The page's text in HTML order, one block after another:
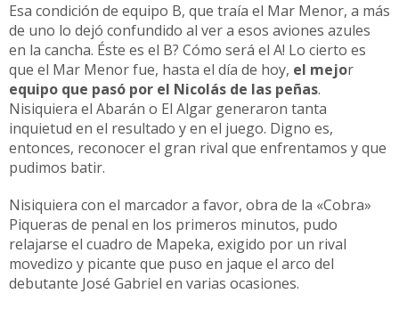
Esa condición de equipo B, que traía el Mar Menor, a más
de uno lo dejó confundido al ver a esos aviones azules
en la cancha. Éste es el B? Cómo será el A! Lo cierto es
que el Mar Menor fue, hasta el día de hoy, el mejor
equipo que pasó por el Nicolás de las peñas.
Nisiquiera el Abarán o El Algar generaron tanta
inquietud en el resultado y en el juego. Digno es,
entonces, reconocer el gran rival que enfrentamos y que
pudimos batir.
Nisiquiera con el marcador a favor, obra de la «Cobra»
Piqueras de penal en los primeros minutos, pudo
relajarse el cuadro de Mapeka, exigido por un rival
movedizo y picante que puso en jaque el arco del
debutante José Gabriel en varias ocasiones.